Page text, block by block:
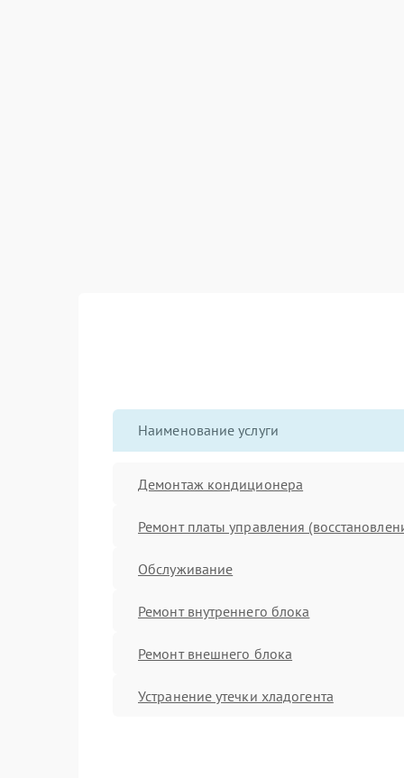
Наименование услуги
Демонтаж кондиционера
Ремонт платы управления
Обслуживание
Ремонт внутреннего блока
Ремонт внешнего блока
Устранение утечки хладогента